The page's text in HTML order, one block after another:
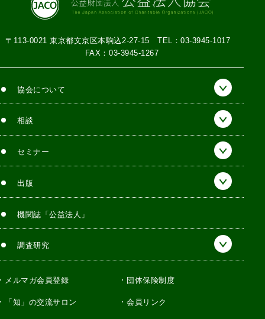
〒113-0021 東京都文京区本駒込2-27-15TEL：03-3945-1017
FAX：03-3945-1267
協会について
相談
セミナー
出版
機関誌「公益法人」
調査研究
メルマガ会員登録 団体保険制度
「知」の交流サロン 会員リンク